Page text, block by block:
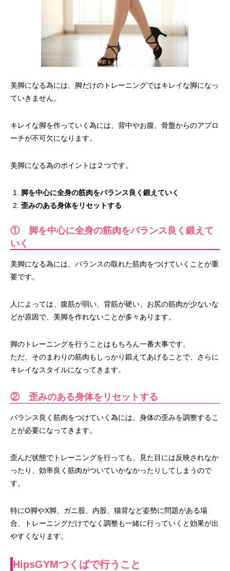
美脚になる為には、脚だけのトレーニングではキレイな脚になっ
ていきません。
キレイな脚を作っていく為には、背中やお腹、骨盤からのアプロ
ーチが不可欠になります。
美脚になる為のポイントは２つです。
脚を中心に全身の筋肉をバランス良く鍛えていく
歪みのある身体をリセットする
① 脚を中心に全身の筋肉をバランス良く鍛えて
いく
美脚になる為には、バランスの取れた筋肉をつけていくことが重
要です。
人によっては、腹筋が弱い、背筋が硬い、お尻の筋肉が少ないな
どが原因で、美脚を作れないことが多々あります。
脚のトレーニングを行うことはもちろん一番大事です。
ただ、そのまわりの筋肉もしっかり鍛えてあげることで、さらに
キレイなスタイルになってきます。
② 歪みのある身体をリセットする
バランス良く筋肉をつけていく為には、身体の歪みを調整するこ
とが必要になってきます。
歪んだ状態でトレーニングを行っても、見た目には反映されなか
ったり、効率良く筋肉がついていかなかったりしてしまうので
す。
特にO脚やX脚、ガニ股、内股、猫背など姿勢に問題がある場
合、トレーニングだけでなく調整も一緒に行っていくと効果が出
やすくなります。
HipsGYMつくばで行うこと